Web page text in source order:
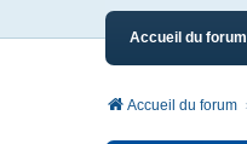
Accueil du forum
Accueil du forum